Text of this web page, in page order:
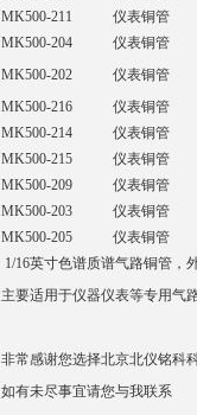
MK500-211
仪表铜管
MK500-204
仪表铜管
MK500-202
仪表铜管
MK500-216
仪表铜管
MK500-214
仪表铜管
MK500-215
仪表铜管
MK500-209
仪表铜管
MK500-203
仪表铜管
MK500-205
仪表铜管
1/16英寸色谱质谱气路铜管，
主要适用于仪器仪表等专用气
非常感谢您选择北京北仪铭科
如有未尽事宜请您与我联系